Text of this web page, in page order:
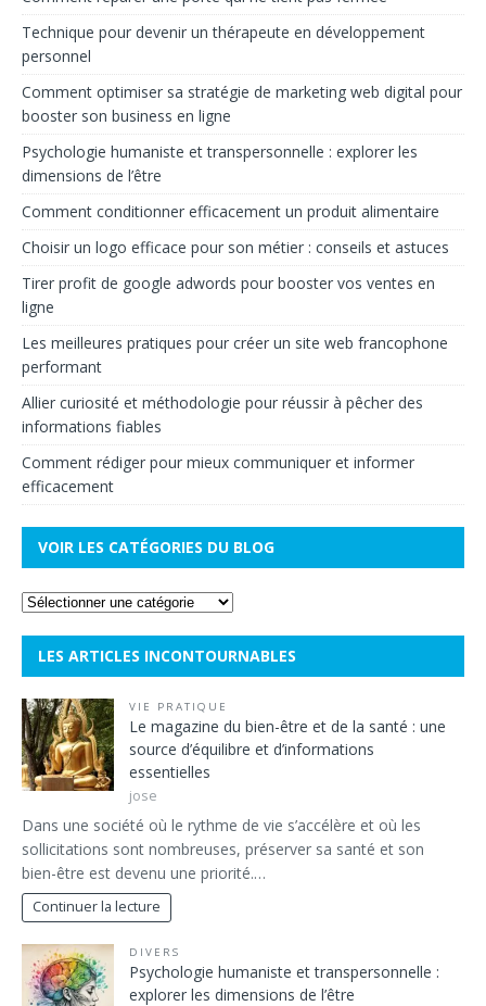
Technique pour devenir un thérapeute en développement
personnel
Comment optimiser sa stratégie de marketing web digital pour
booster son business en ligne
Psychologie humaniste et transpersonnelle : explorer les
dimensions de l’être
Comment conditionner efficacement un produit alimentaire
Choisir un logo efficace pour son métier : conseils et astuces
Tirer profit de google adwords pour booster vos ventes en
ligne
Les meilleures pratiques pour créer un site web francophone
performant
Allier curiosité et méthodologie pour réussir à pêcher des
informations fiables
Comment rédiger pour mieux communiquer et informer
efficacement
VOIR LES CATÉGORIES DU BLOG
LES ARTICLES INCONTOURNABLES
VIE PRATIQUE
Le magazine du bien-être et de la santé : une
source d’équilibre et d’informations
essentielles
jose
Dans une société où le rythme de vie s’accélère et où les
sollicitations sont nombreuses, préserver sa santé et son
bien-être est devenu une priorité.…
Continuer la lecture
DIVERS
Psychologie humaniste et transpersonnelle :
explorer les dimensions de l’être